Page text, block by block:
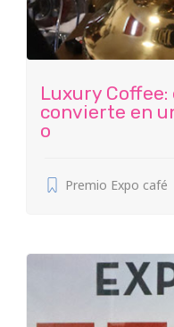
Luxury
convierte en
o
Premio Expo café